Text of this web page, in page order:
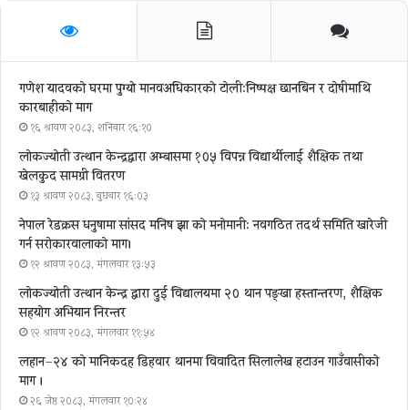
गणेश यादवको घरमा पुग्याे मानवअधिकारकाे टोली:निष्पक्ष छानबिन र दोषीमाथि
कारबाहीको माग
१६ श्रावण २०८३, शनिबार १६:१०
लोकज्योती उत्थान केन्द्रद्वारा अम्बासमा १०५ विपन्न विद्यार्थीलाई शैक्षिक तथा
खेलकुद सामग्री वितरण
१३ श्रावण २०८३, बुधबार १६:०३
नेपाल रेडक्रस धनुषामा सांसद मनिष झा को मनोमानी: नवगठित तदर्थ समिति खारेजी
गर्न सरोकारवालाको माग।
१२ श्रावण २०८३, मंगलवार १३:५३
लोकज्योती उत्थान केन्द्र द्वारा दुई विद्यालयमा २० थान पङ्खा हस्तान्तरण, शैक्षिक
सहयोग अभियान निरन्तर
१२ श्रावण २०८३, मंगलवार ११:५४
लहान–२४ को मानिकदह डिहवार थानमा विवादित सिलालेख हटाउन गाउँवासीको
माग ।
२६ जेष्ठ २०८३, मंगलवार १०:२४